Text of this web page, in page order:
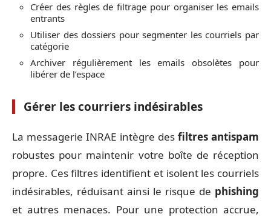
Créer des règles de filtrage pour organiser les emails
entrants
Utiliser des dossiers pour segmenter les courriels par
catégorie
Archiver régulièrement les emails obsolètes pour
libérer de l’espace
Gérer les courriers indésirables
La messagerie INRAE intègre des filtres antispam
robustes pour maintenir votre boîte de réception
propre. Ces filtres identifient et isolent les courriels
indésirables, réduisant ainsi le risque de phishing
et autres menaces. Pour une protection accrue,